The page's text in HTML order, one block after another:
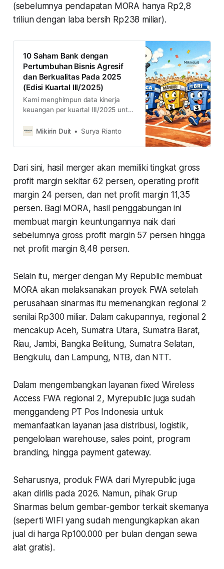
(sebelumnya pendapatan MORA hanya Rp2,8
triliun dengan laba bersih Rp238 miliar).
10 Saham Bank dengan
Pertumbuhan Bisnis Agresif
dan Berkualitas Pada 2025
(Edisi Kuartal III/2025)
Kami menghimpun data kinerja
keuangan per kuartal III/2025 untuk
yang mencatatkan pertumbuhan
menjaga kualitas bisnisnya. Siapa
Mikirin Duit Surya Rianto
Dari sini, hasil merger akan memiliki tingkat gross
profit margin sekitar 62 persen, operating profit
margin 24 persen, dan net profit margin 11,35
persen. Bagi MORA, hasil penggabungan ini
membuat margin keuntungannya naik dari
sebelumnya gross profit margin 57 persen hingga
net profit margin 8,48 persen.
Selain itu, merger dengan My Republic membuat
MORA akan melaksanakan proyek FWA setelah
perusahaan sinarmas itu memenangkan regional 2
senilai Rp300 miliar. Dalam cakupannya, regional 2
mencakup Aceh, Sumatra Utara, Sumatra Barat,
Riau, Jambi, Bangka Belitung, Sumatra Selatan,
Bengkulu, dan Lampung, NTB, dan NTT.
Dalam mengembangkan layanan fixed Wireless
Access FWA regional 2, Myrepublic juga sudah
menggandeng PT Pos Indonesia untuk
memanfaatkan layanan jasa distribusi, logistik,
pengelolaan warehouse, sales point, program
branding, hingga payment gateway.
Seharusnya, produk FWA dari Myrepublic juga
akan dirilis pada 2026. Namun, pihak Grup
Sinarmas belum gembar-gembor terkait skemanya
(seperti WIFI yang sudah mengungkapkan akan
jual di harga Rp100.000 per bulan dengan sewa
alat gratis).